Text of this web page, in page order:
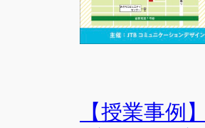
【授業事例